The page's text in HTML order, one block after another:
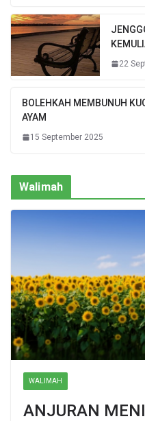
22
BOLEHKAH MEMBUNUH
AYAM
15 September 2025
Walimah
WALIMAH
ANJURAN